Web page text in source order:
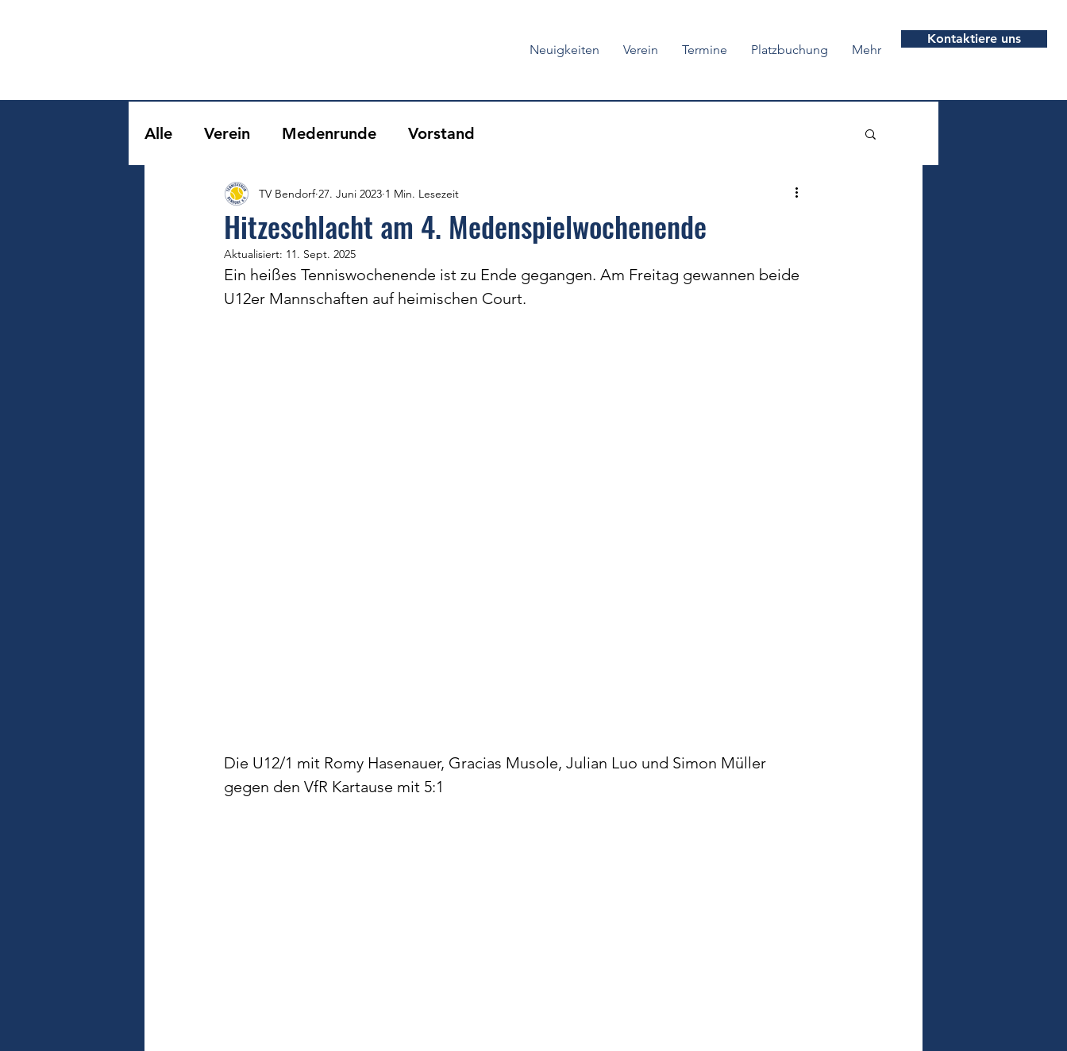
Neuigkeiten Verein Termine Platzbuchung Mehr
Kontaktiere uns
Alle Verein Medenrunde Vorstand
Hitzeschlacht am 4. Medenspielwochenende
TV Bendorf 27. Juni 2023 1 Min. Lesezeit
Aktualisiert: 11. Sept. 2025
Ein heißes Tenniswochenende ist zu Ende gegangen. Am Freitag gewannen beide
U12er Mannschaften auf heimischen Court.
Die U12/1 mit Romy Hasenauer, Gracias Musole, Julian Luo und Simon Müller
gegen den VfR Kartause mit 5:1